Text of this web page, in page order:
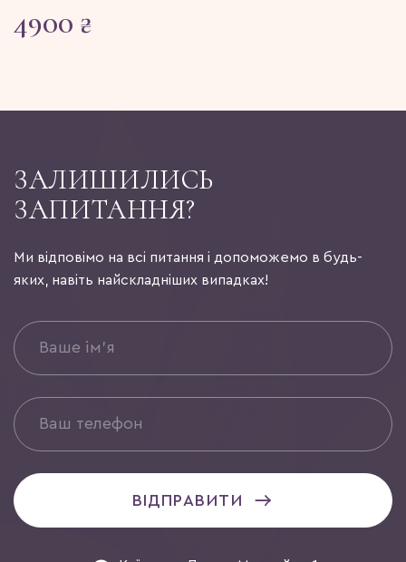
4900 ₴
ЗАЛИШИЛИСЬ
ЗАПИТАННЯ?
Ми відповімо на всі питання і допоможемо в будь-
яких, навіть найскладніших випадках!
ВІДПРАВИТИ